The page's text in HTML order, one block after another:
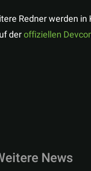
Redner werden
deroffiziellen
News